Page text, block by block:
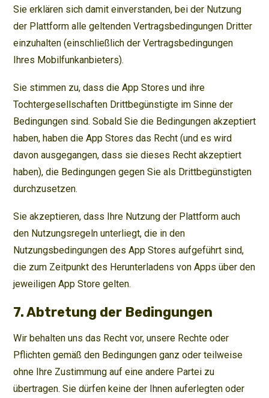
Sie erklären sich damit einverstanden, bei der Nutzung
der Plattform alle geltenden Vertragsbedingungen Dritter
einzuhalten (einschließlich der Vertragsbedingungen
Ihres Mobilfunkanbieters).
Sie stimmen zu, dass die App Stores und ihre
Tochtergesellschaften Drittbegünstigte im Sinne der
Bedingungen sind. Sobald Sie die Bedingungen akzeptiert
haben, haben die App Stores das Recht (und es wird
davon ausgegangen, dass sie dieses Recht akzeptiert
haben), die Bedingungen gegen Sie als Drittbegünstigten
durchzusetzen.
Sie akzeptieren, dass Ihre Nutzung der Plattform auch
den Nutzungsregeln unterliegt, die in den
Nutzungsbedingungen des App Stores aufgeführt sind,
die zum Zeitpunkt des Herunterladens von Apps über den
jeweiligen App Store gelten.
7. Abtretung der Bedingungen
Wir behalten uns das Recht vor, unsere Rechte oder
Pflichten gemäß den Bedingungen ganz oder teilweise
ohne Ihre Zustimmung auf eine andere Partei zu
übertragen. Sie dürfen keine der Ihnen auferlegten oder